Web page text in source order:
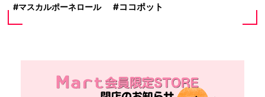
マスカルポーネロール
ココポット